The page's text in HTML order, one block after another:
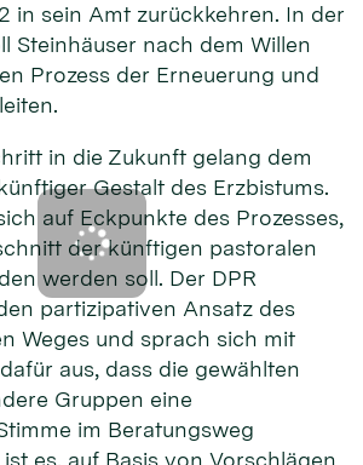
in sein Amt zurückkehren. In der
Steinhäuser nach dem Willen
Prozess der Erneuerung und
in die Zukunft gelang dem
Gestalt des Erzbistums.
auf Eckpunkte des Prozesses,
der künftigen pastoralen
werden soll. Der DPR
partizipativen Ansatz des
Weges und sprach sich mit
aus, dass die gewählten
Gruppen eine
im Beratungsweg
es, auf Basis von Vorschlägen